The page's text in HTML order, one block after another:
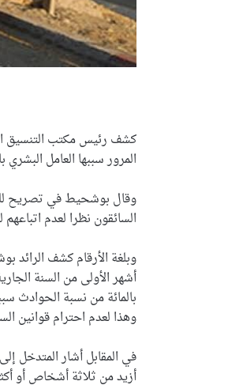
المرور سببها العامل البشري
وقال بوشحيط في تصريح
السائقون نظرا لعدم اتباعهم
وهذا لعدم احترام قوانين
في المقابل أشار المتدخل
أزيد من ثلاثة أشخاص أو